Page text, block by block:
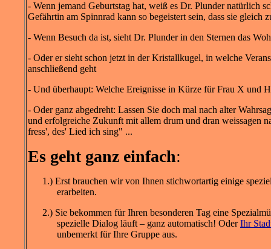
- Wenn jemand Geburtstag hat, weiß es Dr. Plunder natürlich
Gefährtin am Spinnrad kann so begeistert sein, dass sie gleich
- Wenn Besuch da ist, sieht Dr. Plunder in den Sternen das
- Oder er sieht schon jetzt in der Kristallkugel, in welche
anschließend geht
- Und überhaupt: Welche Ereignisse in Kürze für Frau X und
- Oder ganz abgedreht: Lassen Sie doch mal nach alter
und erfolgreiche Zukunft mit allem drum und dran weissagen
fress', des' Lied ich sing" ...
Es geht ganz einfach:
1.) Erst brauchen wir von Ihnen stichwortartig einige
erarbeiten.
2.) Sie bekommen für Ihren besonderen Tag eine
spezielle Dialog läuft – ganz automatisch! OderIhr
unbemerkt für Ihre Gruppe aus.